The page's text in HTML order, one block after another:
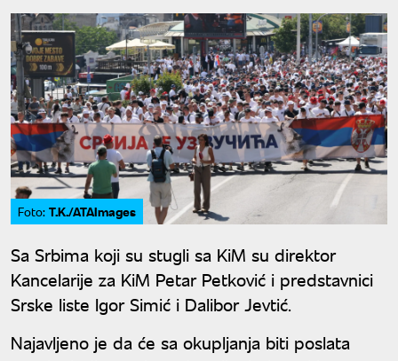
Foto: T.K./ATAImages
Sa Srbima koji su stugli sa KiM su direktor
Kancelarije za KiM Petar Petković i predstavnici
Srske liste Igor Simić i Dalibor Jevtić.
Najavljeno je da će sa okupljanja biti poslata